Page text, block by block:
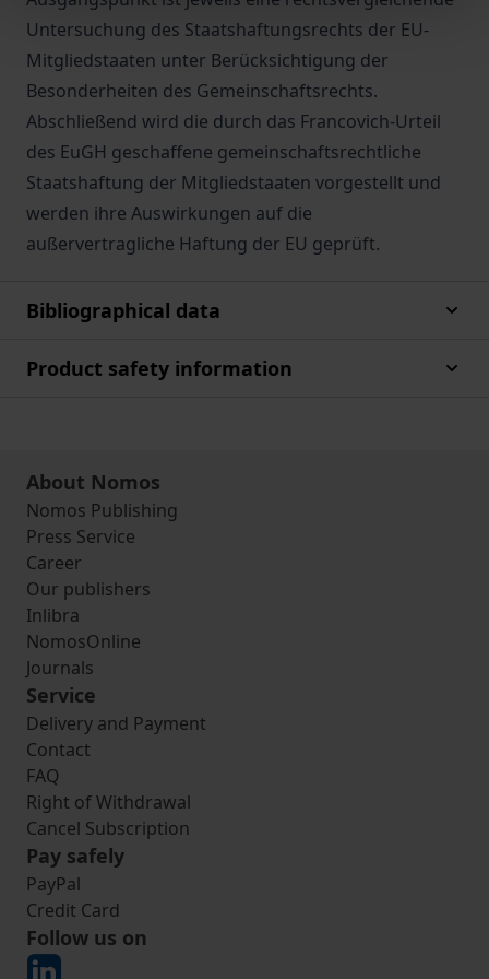
Untersuchung des Staatshaftungsrechts der EU-
Mitgliedstaaten unter Berücksichtigung der
Besonderheiten des Gemeinschaftsrechts.
Abschließend wird die durch das Francovich-Urteil
des EuGH geschaffene gemeinschaftsrechtliche
Staatshaftung der Mitgliedstaaten vorgestellt und
werden ihre Auswirkungen auf die
außervertragliche Haftung der EU geprüft.
Bibliographical data
Product safety information
About Nomos
Nomos Publishing
Press Service
Career
Our publishers
Inlibra
NomosOnline
Journals
Service
Delivery and Payment
Contact
FAQ
Right of Withdrawal
Cancel Subscription
Pay safely
PayPal
Credit Card
Follow us on